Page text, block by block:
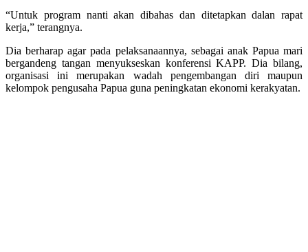
“Untuk program nanti akan dibahas dan ditetapkan dalan rapat
kerja,” terangnya.
Dia berharap agar pada pelaksanaannya, sebagai anak Papua mari
bergandeng tangan menyukseskan konferensi KAPP. Dia bilang,
organisasi ini merupakan wadah pengembangan diri maupun
kelompok pengusaha Papua guna peningkatan ekonomi kerakyatan.